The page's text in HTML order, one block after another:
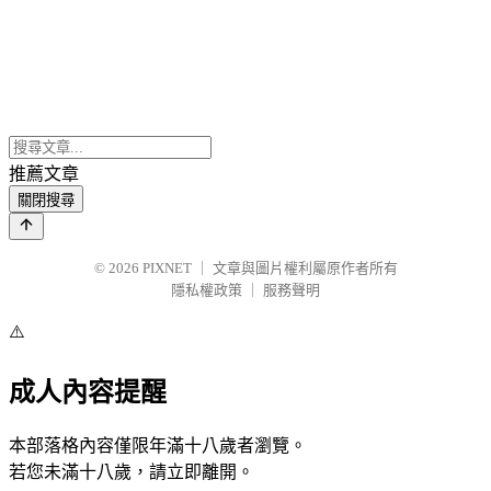
推薦文章
關閉搜尋
© 2026 PIXNET
文章與圖片權利屬原作者所有
隱私權政策
服務聲明
⚠️
成人內容提醒
本部落格內容僅限年滿十八歲者瀏覽。
若您未滿十八歲，請立即離開。